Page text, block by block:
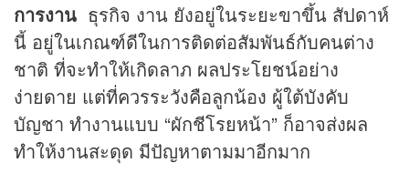
การงาน ธุรกิจ งาน ยังอยู่ในระยะขาขึ้น สัปดาห์
นี้ อยู่ในเกณฑ์ดีในการติดต่อสัมพันธ์กับคนต่าง
ชาติ ที่จะทำให้เกิดลาภ ผลประโยชน์อย่าง
ง่ายดาย แต่ที่ควรระวังคือลูกน้อง ผู้ใต้บังคับ
บัญชา ทำงานแบบ “ผักชีโรยหน้า” ก็อาจส่งผล
ทำให้งานสะดุด มีปัญหาตามมาอีกมาก